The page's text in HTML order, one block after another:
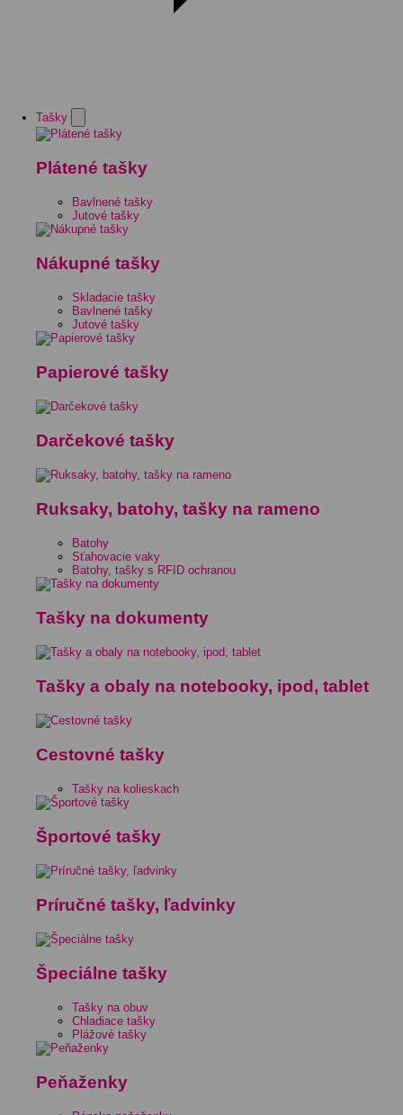
Tašky
Plátené tašky
Bavlnené tašky
Jutové tašky
Nákupné tašky
Skladacie tašky
Bavlnené tašky
Jutové tašky
Papierové tašky
Darčekové tašky
Ruksaky, batohy, tašky na rameno
Batohy
Sťahovacie vaky
Batohy, tašky s RFID ochranou
Tašky na dokumenty
Tašky a obaly na notebooky, ipod, tablet
Cestovné tašky
Tašky na kolieskach
Športové tašky
Príručné tašky, ľadvinky
Špeciálne tašky
Tašky na obuv
Chladiace tašky
Plážové tašky
Peňaženky